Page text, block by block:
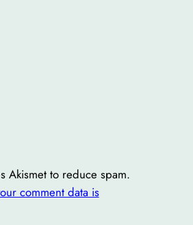
Akismet to reduce spam.
comment data is